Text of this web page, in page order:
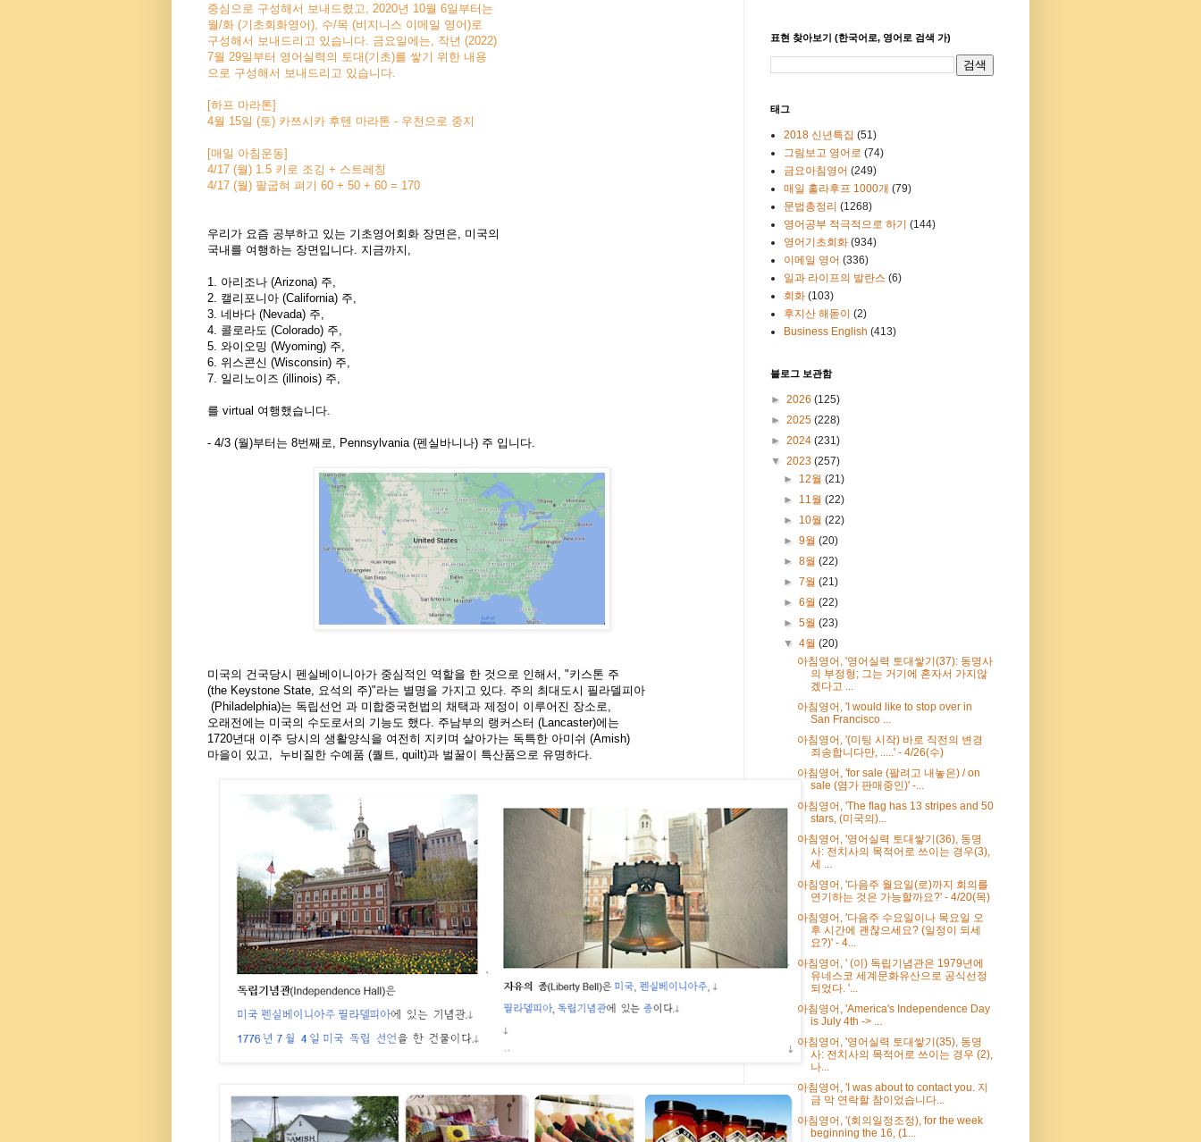
중심으로 구성해서 보내드렸고, 2020년 10월 6일부터는
월/화 (기초회화영어), 수/목 (비지니스 이메일 영어)로
구성해서 보내드리고 있습니다. 금요일에는, 작년 (2022)
7월 29일부터 영어실력의 토대(기초)를 쌓기 위한 내용
으로 구성해서 보내드리고 있습니다.
[하프 마라톤]
4월 15일 (토) 카쯔시카 후텐 마라톤 - 우천으로 중지
[매일 아침운동]
4/17 (월) 1.5 키로 조깅 + 스트레칭
4/17 (월) 팔굽혀 펴기 60 + 50 + 60 = 170
우리가 요즘 공부하고 있는 기초영어회화 장면은, 미국의
국내를 여행하는 장면입니다. 지금까지,
1. 아리조나 (Arizona) 주,
2. 캘리포니아 (California) 주,
3. 네바다 (Nevada) 주,
4. 콜로라도 (Colorado) 주,
5. 와이오밍 (Wyoming) 주,
6. 위스콘신 (Wisconsin) 주,
7. 일리노이즈 (illinois) 주,
를 virtual 여행했습니다.
- 4/3 (월)부터는 8번째로, Pennsylvania (펜실바니나) 주 입니다.
미국의 건국당시 펜실베이니아가 중심적인 역할을 한 것으로 인해서 "키스톤 주
(the Keystone State,
요석의 주)"라는 별명을 가지고 있다 주의 최대도시 필라델피아
(Philadelphia)는 독립선언 과 미합중국헌법의 채택과 제정이 이루어진 장소로
오래전에는 미국의 수도로서의 기능도 했다 주남부의 랭커스터 (Lancaster)에는
1720년대 이주 당시의 생활양식을 여전히 지키며 살아가는 독특한 아미쉬 (Amish)
마을이 있고
누비질한 수예품 (퀄트 , quilt)과 벌꿀이 특산품으로 유명하다
표현 찾아보기 (한국어로, 영어로 검색 가)
태그
2018 신년특집 (51)
그림보고 영어로 (74)
금요아침영어 (249)
매일 훌라후프 1000개 (79)
문법총정리 (1268)
영어공부 적극적으로 하기 (144)
영어기초회화 (934)
이메일 영어 (336)
일과 라이프의 발란스 (6)
회화 (103)
후지산 해돋이 (2)
Business English (413)
블로그 보관함
► 2026 (125)
► 2025 (228)
► 2024 (231)
▼ 2023 (257)
► 12월(21)
► 11월(22)
► 10월(22)
►9월(20)
►8월(22)
►7월(21)
►6월(22)
►5월(23)
▼4월(20)
아침영어, '영어실력 토대쌓기(37): 동명사
의 부정형; 그는 거기에 혼자서 가지않
겠다고 ...
아침영어, 'I would like to stop over in
San Francisco ...
아침영어, '(미팅 시작) 바로 직전의 변경
죄송합니다만, .....' - 4/26(수)
아침영어, 'for sale (팔려고 내놓은) / on
sale (염가 판매중인)' -...
아침영어, 'The flag has 13 stripes and 50
stars, (미국의)...
아침영어, '영어실력 토대쌓기(36), 동명
사: 전치사의 목적어로 쓰이는 경우(3),
세 ...
아침영어, '다음주 월요일(로)까지 회의를
연기하는 것은 가능할까요?' - 4/20(목)
아침영어, '다음주 수요일이나 목요일 오
후 시간에 괜찮으세요? (일정이 되세
요?)' - 4...
아침영어, ' (이) 독립기념관은 1979년에
유네스코 세계문화유산으로 공식선정
되었다. '...
아침영어, 'America's Independence Day
is July 4th -> ...
아침영어, '영어실력 토대쌓기(35), 동명
사: 전치사의 목적어로 쓰이는 경우 (2),
나...
아침영어, 'I was about to contact you. 지
금 막 연락할 참이었습니다...
아침영어, '(회의일정조정), for the week
beginning the 16, (1...